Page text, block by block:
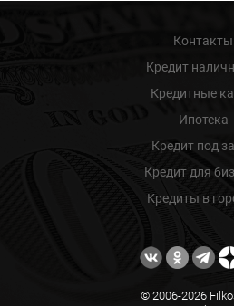
Контакты
Кредит
Кредитные
Ипотека
Кредит под
Кредит для
Кредиты в
© 2006-2026